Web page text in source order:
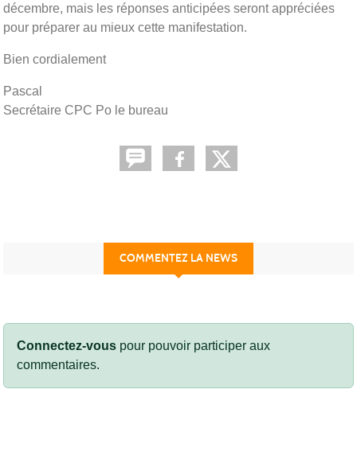
décembre, mais les réponses anticipées seront appréciées
pour préparer au mieux cette manifestation.
Bien cordialement
Pascal
Secrétaire CPC Po le bureau
COMMENTEZ LA NEWS
Connectez-vous pour pouvoir participer aux
commentaires.